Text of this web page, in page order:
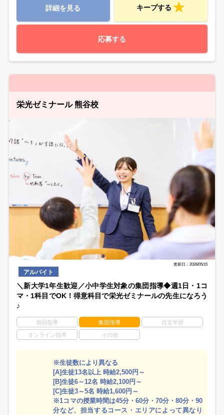
詳細を見る キープする
応募する
栄光ゼミナール 熊谷校
更新日：2026/05/15
アルバイト
＼新大学1年生歓迎／小中学生対象の集団指導◆週1日・1コ
マ・1科目でOK！得意科目で栄光ゼミナールの先生になろう
♪
個別指導 集団指導 自立学習
オンライン指導 その他
※生徒数により異なる
[A]生徒13名以上 時給2,500円～
[B]生徒6～12名 時給2,100円～
[C]生徒3～5名 時給1,600円～
※1コマの授業時間は45分・60分・70分・80分・90
分など、担当するコース・エリアによって異なり